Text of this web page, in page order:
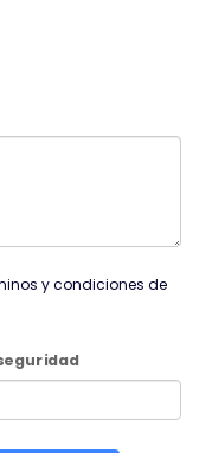
y condiciones de